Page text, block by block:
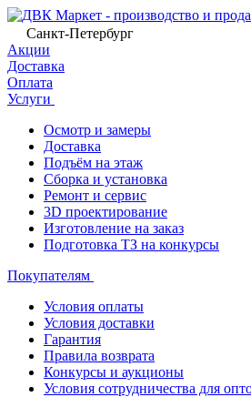
Санкт-Петербург
Акции
Доставка
Оплата
Услуги
Осмотр и замеры
Доставка
Подъём на этаж
Сборка и установка
Ремонт и сервис
3D проектирование
Изготовление на заказ
Подготовка ТЗ на конкурсы
Покупателям
Условия оплаты
Условия доставки
Гарантия
Правила возврата
Конкурсы и аукционы
Условия сотрудничества для